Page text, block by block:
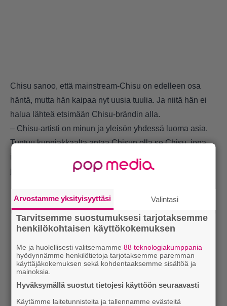
Chisu sanoo, että mainstream-Chisu on edelleen osa
häntä, mutta hän kaipaa nyt uusia tuulia. Ja niitä hän ei
halua lähteä etsimään Chisu-brändin alla.
– Chisu-artisti on minun ja yleisön yhdessä luoma asia.
Tuntuu kunniakkaalta antaa Chisun olla se Chisu, jona
ihmiset hänet tuntevat, ja minä saan sekoilla omiani
joidenkin toisten projektien parissa, Chisu kertoo.
Arvostamme yksityisyyttäsi Valintasi
Tarvitsemme suostumuksesi tarjotaksemme
henkilökohtaisen käyttökokemuksen
Me ja huolellisesti valitsemamme88 teknologiakumppania
hyödynnämme henkilötietoja tarjotaksemme paremman
käyttäjäkokemuksen sekä kohdentaaksemme sisältöä ja
mainoksia.
Hyväksymällä suostut tietojesi käyttöön seuraavasti
Käytämme laitetunnisteita ja tallennamme evästeitä